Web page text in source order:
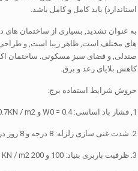
استاندارد) باید کامل و کامل باشد.
به عنوان تشدید, بسیاری از ساختمان
های مختلف است, ظاهر زیبا است, و
صندلی, و فضای سبز مسکونی. ساختمان
کاهش بلایای رعد و برق.
خروش شرایط استفاده برج:
1, فشار باد اساسی: W0 = 0.4 و 0.7KN / m2 و دو
2. شدت غنی سازی زلزله: 8 درجه و 8 روز در ایام کوچک
3. ظرفیت باربری بنیاد: 100 و 200 KN / m2 و